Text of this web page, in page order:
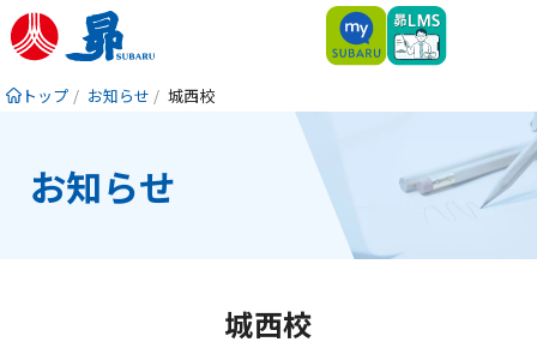
トップ お知らせ 城西校
お知らせ
城西校